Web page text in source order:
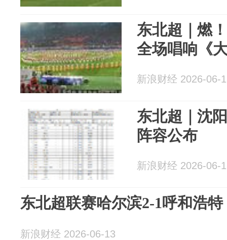
东北超｜燃
全场唱响《
新浪财经 2026-06-
东北超｜沈
阵容公布
新浪财经 2026-06-
东北超联赛哈尔滨2-1呼和浩
新浪财经 2026-06-13